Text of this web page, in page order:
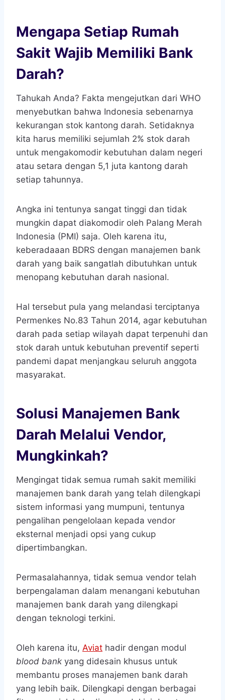
Mengapa Setiap Rumah
Sakit Wajib Memiliki Bank
Darah?
Tahukah Anda? Fakta mengejutkan dari WHO
menyebutkan bahwa Indonesia sebenarnya
kekurangan stok kantong darah. Setidaknya
kita harus memiliki sejumlah 2% stok darah
untuk mengakomodir kebutuhan dalam negeri
atau setara dengan 5,1 juta kantong darah
setiap tahunnya.
Angka ini tentunya sangat tinggi dan tidak
mungkin dapat diakomodir oleh Palang Merah
Indonesia (PMI) saja. Oleh karena itu,
keberadaaan BDRS dengan manajemen bank
darah yang baik sangatlah dibutuhkan untuk
menopang kebutuhan darah nasional.
Hal tersebut pula yang melandasi terciptanya
Permenkes No.83 Tahun 2014, agar kebutuhan
darah pada setiap wilayah dapat terpenuhi dan
stok darah untuk kebutuhan preventif seperti
pandemi dapat menjangkau seluruh anggota
masyarakat.
Solusi Manajemen Bank
Darah Melalui Vendor,
Mungkinkah?
Mengingat tidak semua rumah sakit memiliki
manajemen bank darah yang telah dilengkapi
sistem informasi yang mumpuni, tentunya
pengalihan pengelolaan kepada vendor
eksternal menjadi opsi yang cukup
dipertimbangkan.
Permasalahannya, tidak semua vendor telah
berpengalaman dalam menangani kebutuhan
manajemen bank darah yang dilengkapi
dengan teknologi terkini.
Oleh karena itu, Aviat hadir dengan modul
blood bank yang didesain khusus untuk
membantu proses manajemen bank darah
yang lebih baik. Dilengkapi dengan berbagai